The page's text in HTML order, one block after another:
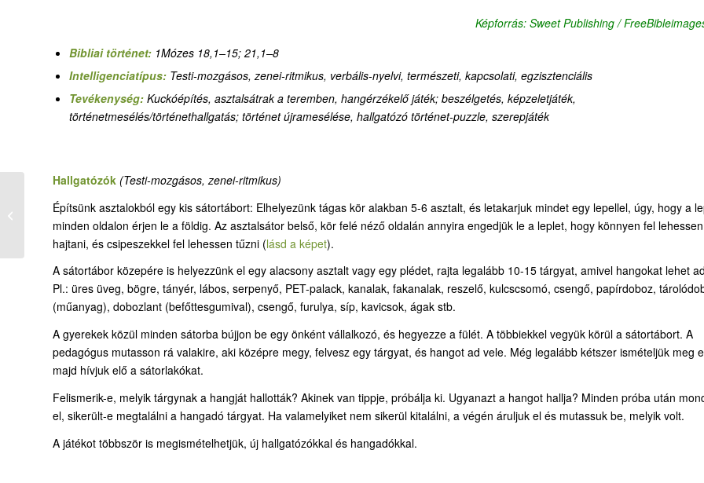
Képforrás: Sweet Publishing /
Bibliai történet: 1Mózes 18,1–15; 21,1–8
Intelligenciatípus: Testi-mozgásos, zenei-ritmikus, verbális-nyelvi, természeti, kapcsolati, egzisztenciális
Tevékenység: Kuckóépítés, asztalsátrak a teremben, hangérzékelő játék; beszélgetés, képzeletjáték,
történetmesélés/történethallgatás; történet újramesélése, hallgatózó történet-puzzle, szerepjáték
Hallgatózók (Testi-mozgásos, zenei-ritmikus)
Építsünk asztalokból egy kis sátortábort: Elhelyezünk tágas kör alakban 5-6 asztalt, és letakarjuk mindet egy lepellel, úgy, hogy a
minden oldalon érjen le a földig. Az asztalsátor belső, kör felé néző oldalán annyira engedjük le a leplet, hogy könnyen fel lehessen
hajtani, és csipeszekkel fel lehessen tűzni (lásd a képet).
A sátortábor közepére is helyezzünk el egy alacsony asztalt vagy egy plédet, rajta legalább 10-15 tárgyat, amivel hangokat lehet
Pl.: üres üveg, bögre, tányér, lábos, serpenyő, PET-palack, kanalak, fakanalak, reszelő, kulcscsomó, csengő, papírdoboz,
(műanyag), dobozlant (befőttesgumival), csengő, furulya, síp, kavicsok, ágak stb.
A gyerekek közül minden sátorba bújjon be egy önként vállalkozó, és hegyezze a fülét. A többiekkel vegyük körül a sátortábort. A
pedagógus mutasson rá valakire, aki középre megy, felvesz egy tárgyat, és hangot ad vele. Még legalább kétszer ismételjük meg
majd hívjuk elő a sátorlakókat.
Felismerik-e, melyik tárgynak a hangját hallották? Akinek van tippje, próbálja ki. Ugyanazt a hangot hallja? Minden próba után
el, sikerült-e megtalálni a hangadó tárgyat. Ha valamelyiket nem sikerül kitalálni, a végén áruljuk el és mutassuk be, melyik volt.
A játékot többször is megismételhetjük, új hallgatózókkal és hangadókkal.
03-4. Sátorépítők